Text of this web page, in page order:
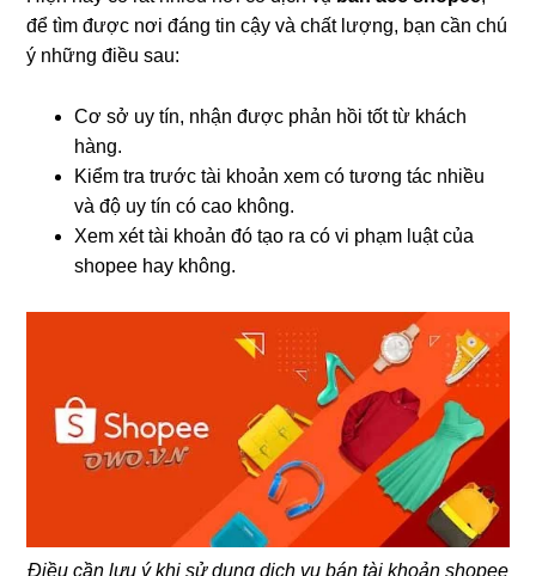
để tìm được nơi đáng tin cậy và chất lượng, bạn cần chú
ý những điều sau:
Cơ sở uy tín, nhận được phản hồi tốt từ khách
hàng.
Kiểm tra trước tài khoản xem có tương tác nhiều
và độ uy tín có cao không.
Xem xét tài khoản đó tạo ra có vi phạm luật của
shopee hay không.
Điều cần lưu ý khi sử dụng dịch vụ bán tài khoản shopee